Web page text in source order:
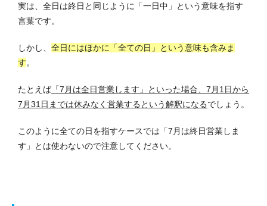
実は、全日は終日と同じように「一日中」という意味を指す
言葉です。
しかし、 全日にはほかに「全ての日」という意味も含みま
す。
たとえば 「7月は全日営業します」といった場合、7月1日から
7月31日までは休みなく営業するという解釈になるでしょう。
このように全ての日を指すケースでは「7月は終日営業しま
す」とは使わないので注意してください。